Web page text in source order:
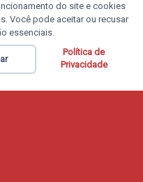
Mais
do site e cookies
Você pode aceitar ou recusar
essenciais.
Política de
Privacidade